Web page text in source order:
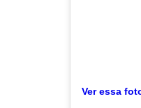
Ver essa